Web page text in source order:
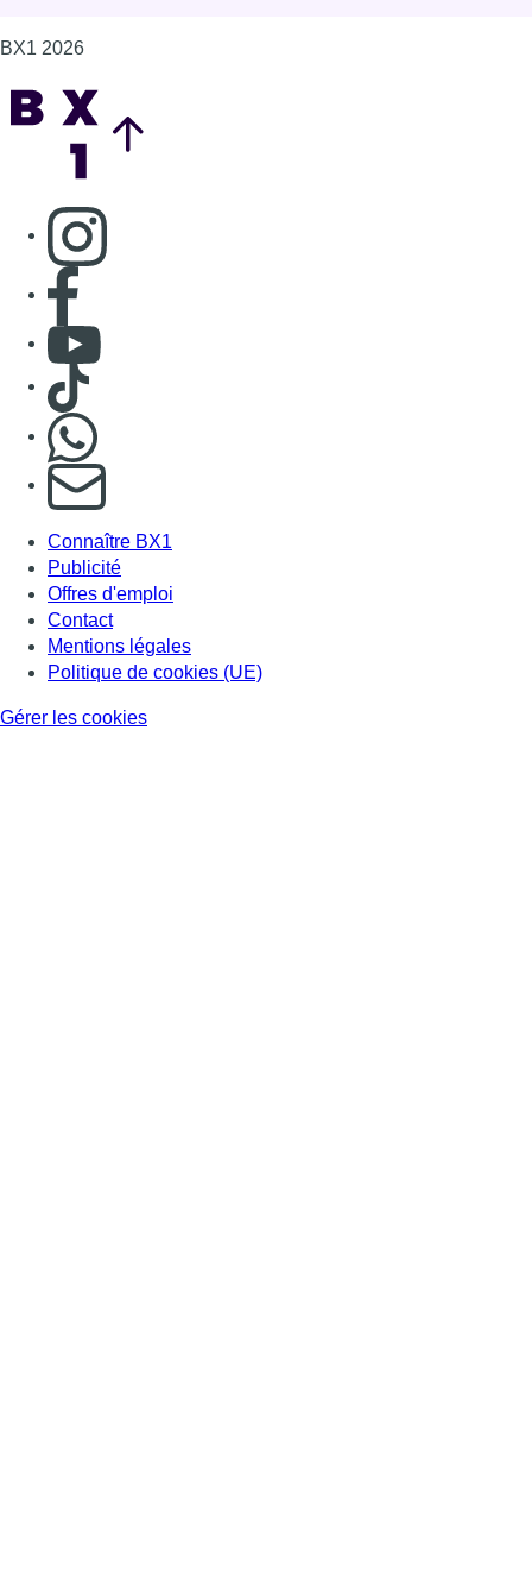
BX1 2026
Consulter page Instagram
Consulter page Facebook
Consulter Youtube
Consulter TikTok
S'abonner à notre newsletter
Connaître BX1
Publicité
Offres d'emploi
Contact
Mentions légales
Politique de cookies (UE)
Gérer les cookies